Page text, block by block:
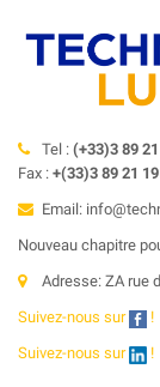
Tel : (+33)3 89
Fax : +(33)3 89 21
Email:
Nouveau chapitre
Adresse: ZA rue
Suivez-nous sur
!
Suivez-nous sur
!